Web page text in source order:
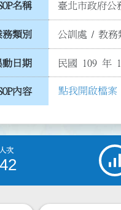
名稱 臺北市政府公
務類別 公訓處 / 教務
動日期 民國 109 年
內容 點我開啟檔案
次